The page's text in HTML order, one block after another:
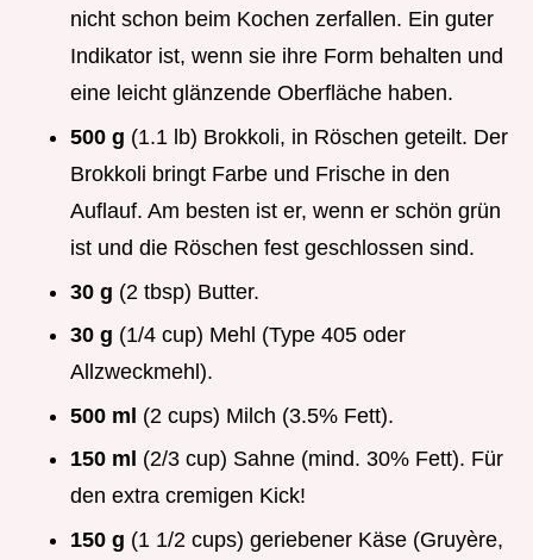
nicht schon beim Kochen zerfallen. Ein guter
Indikator ist, wenn sie ihre Form behalten und
eine leicht glänzende Oberfläche haben.
500 g (1.1 lb) Brokkoli, in Röschen geteilt. Der
Brokkoli bringt Farbe und Frische in den
Auflauf. Am besten ist er, wenn er schön grün
ist und die Röschen fest geschlossen sind.
30 g (2 tbsp) Butter.
30 g (1/4 cup) Mehl (Type 405 oder
Allzweckmehl).
500 ml (2 cups) Milch (3.5% Fett).
150 ml (2/3 cup) Sahne (mind. 30% Fett). Für
den extra cremigen Kick!
150 g (1 1/2 cups) geriebener Käse (Gruyère,